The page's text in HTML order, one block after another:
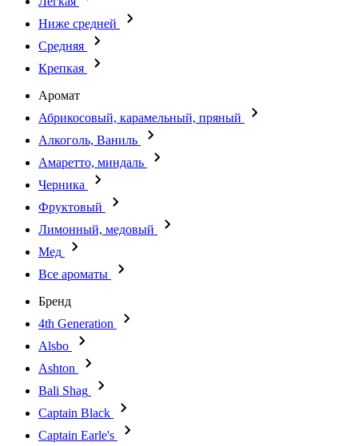
Ниже средней
Средняя
Крепкая
Аромат
Абрикосовый, карамельный, пряный
Алкоголь, Ваниль
Амаретто, миндаль
Черника
Фруктовый
Лимонный, медовый
Мед
Все ароматы
Бренд
4th Generation
Alsbo
Ashton
Bali Shag
Captain Black
Captain Earle's